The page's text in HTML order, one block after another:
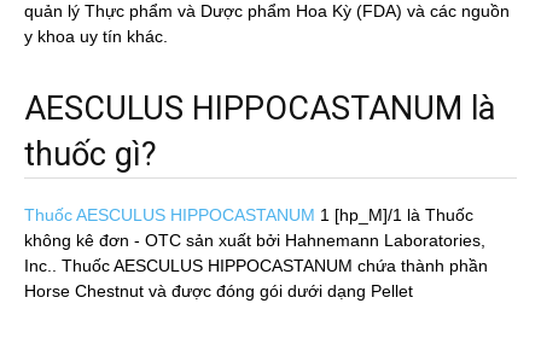
quản lý Thực phẩm và Dược phẩm Hoa Kỳ (FDA) và các nguồn
y khoa uy tín khác.
AESCULUS HIPPOCASTANUM là
thuốc gì?
Thuốc AESCULUS HIPPOCASTANUM 1 [hp_M]/1 là Thuốc
không kê đơn - OTC sản xuất bởi Hahnemann Laboratories,
Inc.. Thuốc AESCULUS HIPPOCASTANUM chứa thành phần
Horse Chestnut và được đóng gói dưới dạng Pellet